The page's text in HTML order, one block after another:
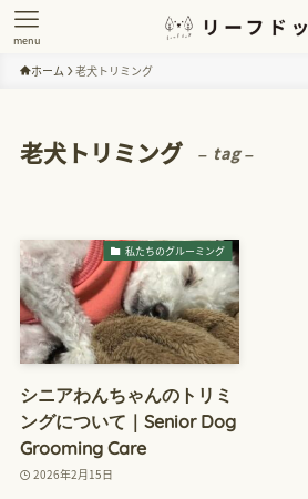
menu
ホーム 老犬トリミング
老犬トリミング – tag –
私たちのグルーミング
シニアわんちゃんのトリミ
ングについて｜Senior Dog
Grooming Care
2026年2月15日